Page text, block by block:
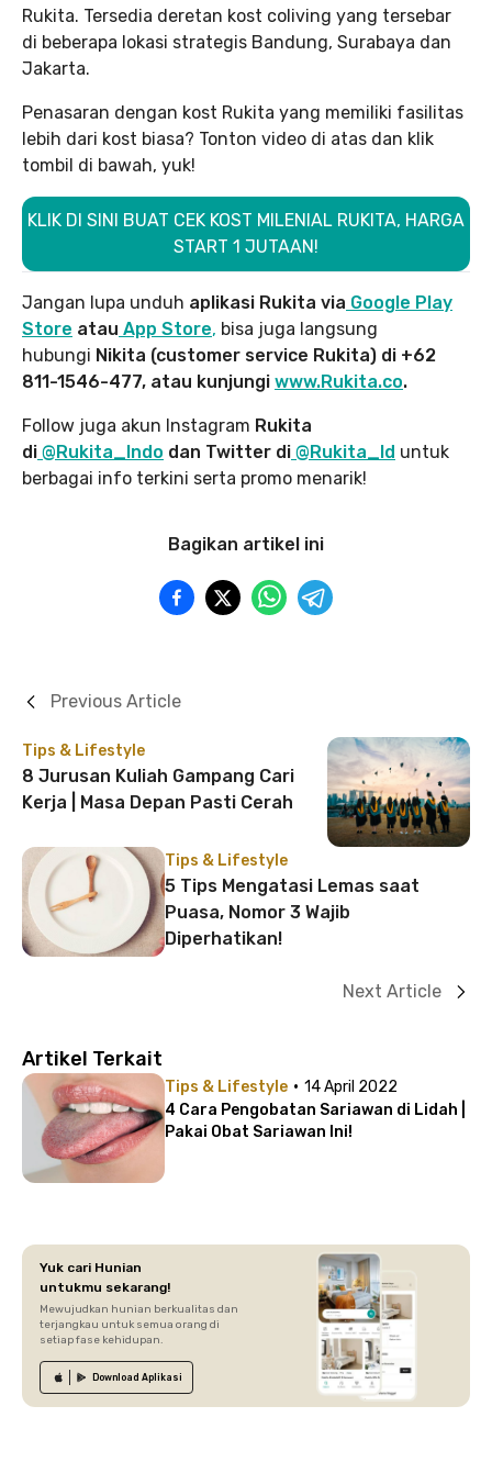
Rukita. Tersedia deretan kost coliving yang tersebar
di beberapa lokasi strategis Bandung, Surabaya dan
Jakarta.
Penasaran dengan kost Rukita yang memiliki fasilitas
lebih dari kost biasa? Tonton video di atas dan klik
tombil di bawah, yuk!
KLIK DI SINI BUAT CEK KOST MILENIAL RUKITA, HARGA
START 1 JUTAAN!
Jangan lupa unduh aplikasi Rukita via Google Play
Store atau App Store, bisa juga langsung
hubungi Nikita (customer service Rukita) di +62
811-1546-477, atau kunjungi www.Rukita.co.
Follow juga akun Instagram Rukita
di @Rukita_Indo dan Twitter di @Rukita_Id untuk
berbagai info terkini serta promo menarik!
Bagikan artikel ini
Tips & Lifestyle
8 Jurusan Kuliah Gampang Cari
Kerja | Masa Depan Pasti Cerah
Previous Article
Tips & Lifestyle
5 Tips Mengatasi Lemas saat
Puasa, Nomor 3 Wajib
Diperhatikan!
Next Article
Artikel Terkait
Tips & Lifestyle · 14 April 2022
4 Cara Pengobatan Sariawan di Lidah |
Pakai Obat Sariawan Ini!
Yuk cari Hunian
untukmu sekarang!
Mewujudkan hunian berkualitas dan
terjangkau untuk semua orang di
setiap fase kehidupan.
Download Aplikasi